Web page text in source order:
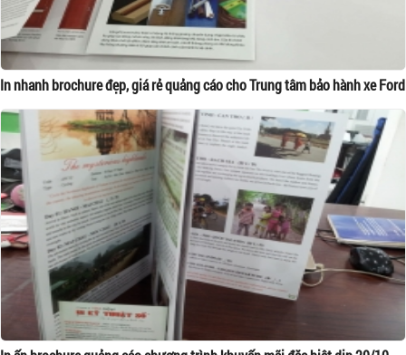
In nhanh brochure đẹp, giá rẻ quảng cáo cho Trung tâm bảo hành xe Ford